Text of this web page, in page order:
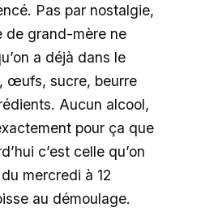
Pas par nostalgie,
de grand-mère ne
a déjà dans le
œufs, sucre, beurre
Aucun alcool,
pour ça que
c’est celle qu’on
mercredi à 12
au démoulage.